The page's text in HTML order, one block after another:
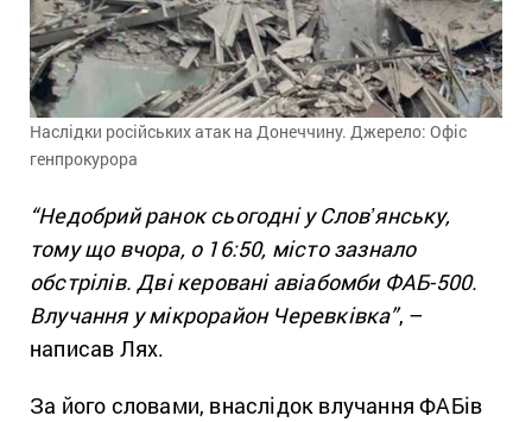
Наслідки російських атак на Донеччину. Джерело: Офіс
генпрокурора
“Недобрий ранок сьогодні у Словʼянську,
тому що вчора, о 16:50, місто зазнало
обстрілів. Дві керовані авіабомби ФАБ-500.
Влучання у мікрорайон Черевківка”, –
написав Лях.
За його словами, внаслідок влучання ФАБів